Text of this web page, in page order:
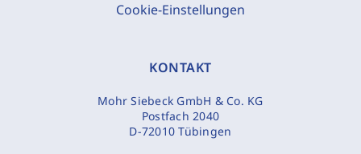
Cookie-Einstellungen
KONTAKT
Mohr Siebeck GmbH & Co. KG
Postfach 2040
D-72010 Tübingen